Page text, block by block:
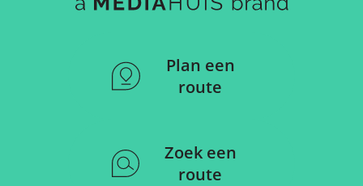
Plan een
route
Zoek een
route